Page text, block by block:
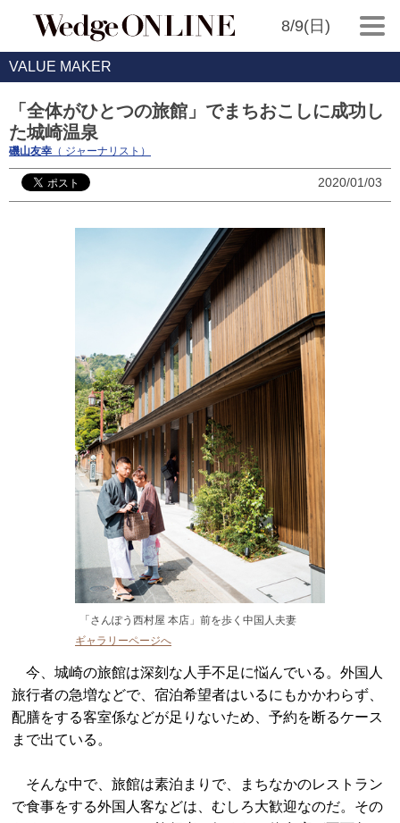
8/9(日)
VALUE MAKER
「全体がひとつの旅館」でまちおこしに成功し
た城崎温泉
磯山友幸 （ ジャーナリスト）
2020/01/03
「さんぽう西村屋 本店」前を歩く中国人夫妻
ギャラリーページへ
今、城崎の旅館は深刻な人手不足に悩んでいる。外国人
旅行者の急増などで、宿泊希望者はいるにもかかわらず、
配膳をする客室係などが足りないため、予約を断るケース
まで出ている。
そんな中で、旅館は素泊まりで、まちなかのレストラン
で食事をする外国人客などは、むしろ大歓迎なのだ。その